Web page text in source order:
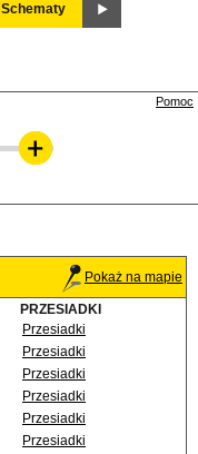
Schematy
Pomoc
Pokaż na mapie
PRZESIADKI
Przesiadki
Przesiadki
Przesiadki
Przesiadki
Przesiadki
Przesiadki